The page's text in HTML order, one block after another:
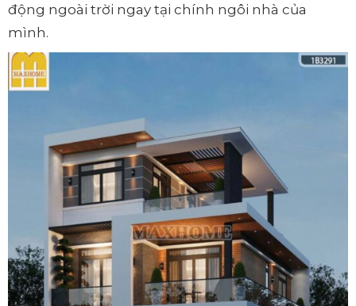
động ngoài trời ngay tại chính ngôi nhà của
mình.